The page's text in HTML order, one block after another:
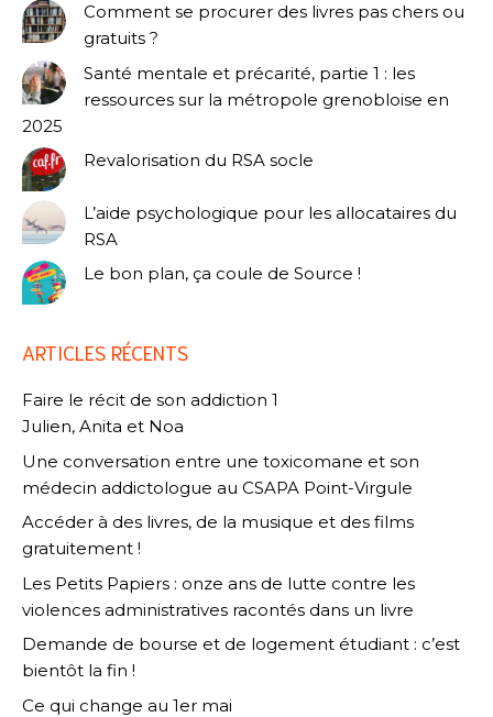
Comment se procurer des livres pas chers ou
gratuits ?
Santé mentale et précarité, partie 1 : les
ressources sur la métropole grenobloise en
2025
Revalorisation du RSA socle
L’aide psychologique pour les allocataires du
RSA
Le bon plan, ça coule de Source !
ARTICLES RÉCENTS
Faire le récit de son addiction 1
Julien, Anita et Noa
Une conversation entre une toxicomane et son
médecin addictologue au CSAPA Point-Virgule
Accéder à des livres, de la musique et des films
gratuitement !
Les Petits Papiers : onze ans de lutte contre les
violences administratives racontés dans un livre
Demande de bourse et de logement étudiant : c’est
bientôt la fin !
Ce qui change au 1er mai